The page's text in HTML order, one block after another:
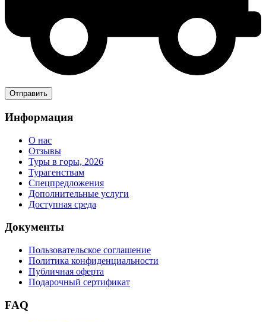
Информация
О нас
Отзывы
Туры в горы, 2026
Турагенствам
Спецпредложения
Дополнительные услуги
Доступная среда
Документы
Пользовательское соглашение
Политика конфиденциальности
Публичная оферта
Подарочный сертификат
FAQ